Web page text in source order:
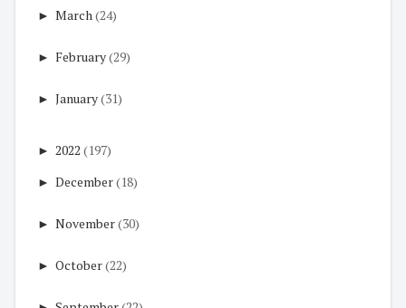
► March(24)
► February(29)
► January(31)
► 2022 (197)
► December(18)
► November(30)
► October(22)